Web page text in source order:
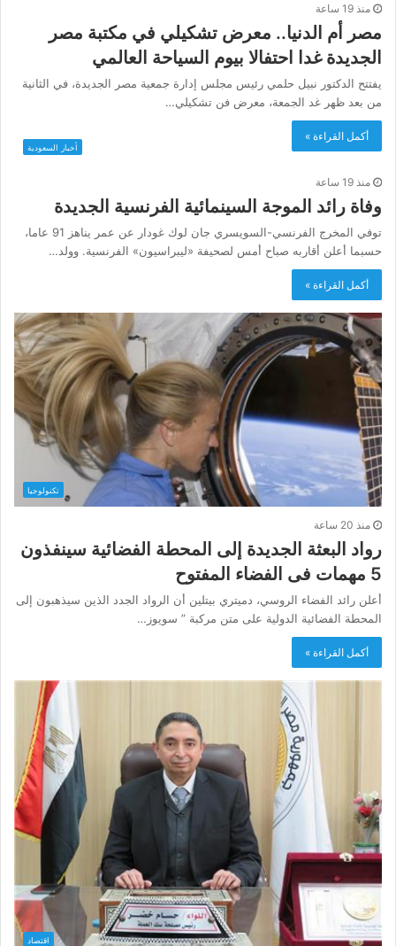
منذ 19 ساعة
مصر أم الدنيا.. معرض تشكيلي في مكتبة مصر
الجديدة غدا احتفالا بيوم السياحة العالمي
يفتتح الدكتور نبيل حلمي رئيس مجلس إدارة جمعية مصر الجديدة، في الثانية
من بعد ظهر غد الجمعة، معرض فن تشكيلي…
أكمل القراءة »
أخبار السعودية
منذ 19 ساعة
وفاة رائد الموجة السينمائية الفرنسية الجديدة
توفي المخرج الفرنسي-السويسري جان لوك غودار عن عمر يناهز 91 عاما،
حسبما أعلن أقاربه صباح أمس لصحيفة «ليبراسيون» الفرنسية. وولد…
أكمل القراءة »
تكنولوجيا
منذ 20 ساعة
رواد البعثة الجديدة إلى المحطة الفضائية سينفذون
5 مهمات فى الفضاء المفتوح
أعلن رائد الفضاء الروسي، دميتري بيتلين أن الرواد الجدد الذين سيذهبون إلى
المحطة الفضائية الدولية على متن مركبة ” سويوز…
أكمل القراءة »
اقتصاد